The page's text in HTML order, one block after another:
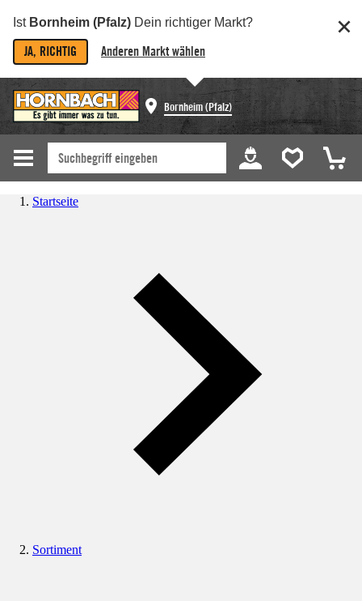
Ist Bornheim (Pfalz) Dein richtiger Markt?
JA, RICHTIG Anderen Markt wählen
Bornheim (Pfalz)
Startseite
Sortiment